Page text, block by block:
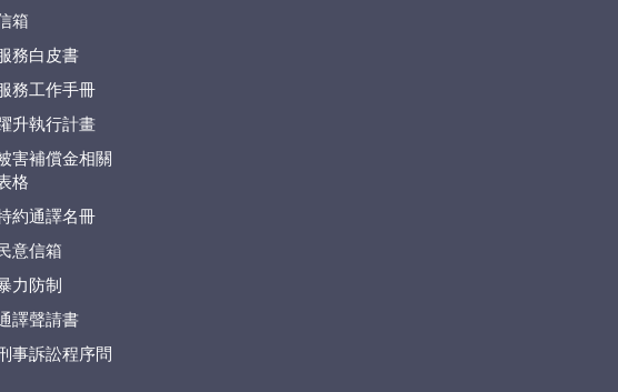
箱
務白皮書
務工作手冊
升執行計畫
害補償金相關
格
約通譯名冊
意信箱
力防制
譯聲請書
事訴訟程序問